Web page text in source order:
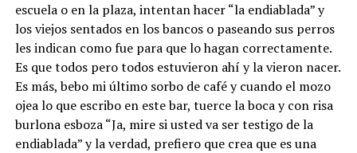
escuela o en la plaza, intentan hacer “la endiablada” y
los viejos sentados en los bancos o paseando sus perros
les indican como fue para que lo hagan correctamente.
Es que todos pero todos estuvieron ahí y la vieron nacer.
Es más, bebo mi último sorbo de café y cuando el mozo
ojea lo que escribo en este bar, tuerce la boca y con risa
burlona esboza “Ja, mire si usted va ser testigo de la
endiablada” y la verdad, prefiero que crea que es una